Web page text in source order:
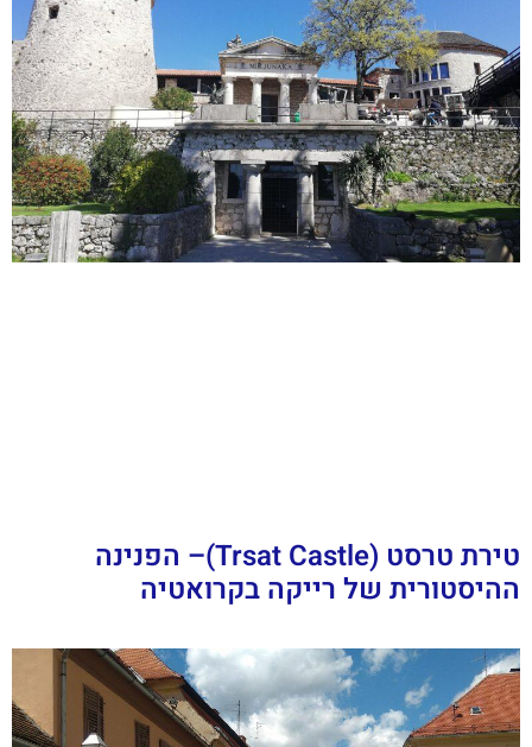
טירת טרסט (Trsat Castle)– הפנינה
ההיסטורית של רייקה בקרואטיה